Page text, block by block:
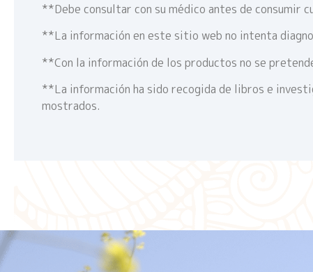
**Debe consultar con su médico antes de consumir
**La información en este sitio web no intenta
**Con la información de los productos no se
**La información ha sido recogida de libros e
mostrados.